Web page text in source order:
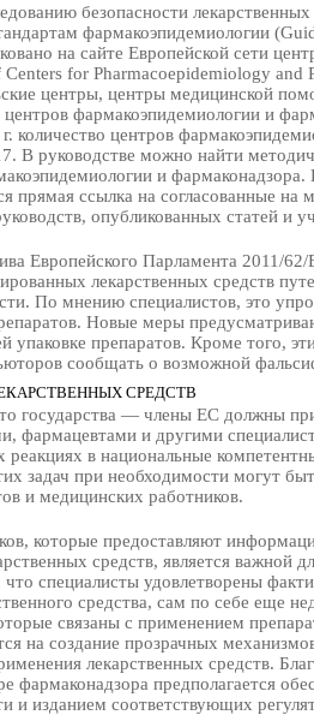
безопасности
фармакоэпидемиологии
на сайте Европейской сети
for Pharmacoepidemiology
центры, центры медицинской
фармакоэпидемиологии и
количество центров
В руководстве можно найти
и
прямая ссылка на согласованные
опубликованных статей и
Европейского Парламента 2011/
лекарственных средств
По мнению специалистов, это
Новые меры
упаковке препаратов. Кроме того,
сообщать о возможной
СРЕДСТВ
государства — члены ЕС должны
фармацевтами и другими
в национальные
задач при необходимости могут
и медицинских работников.
которые предоставляют
средств, является важной
специалисты удовлетворены
средства, сам по себе еще
связаны с применением
на создание прозрачных
лекарственных средств.
фармаконадзора предполагается
и изданием соответствующих